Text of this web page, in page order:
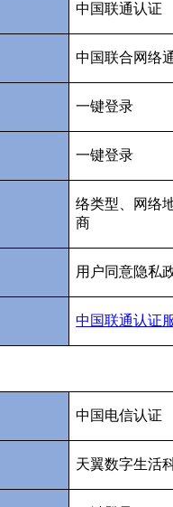
中国联通认证
中国联合网络
一键登录
一键登录
络类型、网络
商
用户同意隐私
中国联通认证
中国电信认证
天翼数字生活